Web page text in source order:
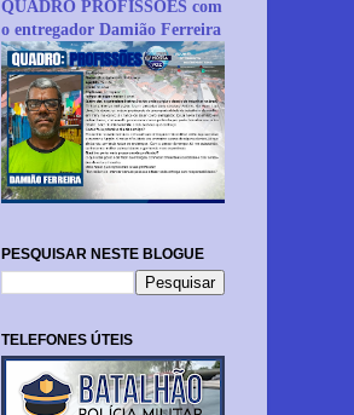
QUADRO PROFISSÕES com
o entregador Damião Ferreira
PESQUISAR NESTE BLOGUE
TELEFONES ÚTEIS